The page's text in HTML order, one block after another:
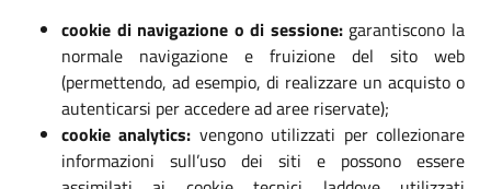
cookie di navigazione o di sessione:garantiscono la
normale navigazione e fruizione del sito web
(permettendo, ad esempio, di realizzare un acquisto o
autenticarsi per accedere ad aree riservate);
cookie analytics: vengono utilizzati per collezionare
informazioni sull’uso dei siti e possono essere